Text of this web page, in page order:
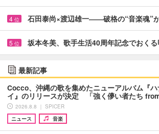
4 位 石田泰尚×渡辺雄一――破格の“音楽魂
5 位 坂本冬美、歌手生活40周年記念でおく
最新記事
Cocco、沖縄の歌を集めたニューアルバム『ハ
イ』のリリースが決定 「強く儚い者たち
2026.8.8 ｜ SPICER
ニュース
音楽